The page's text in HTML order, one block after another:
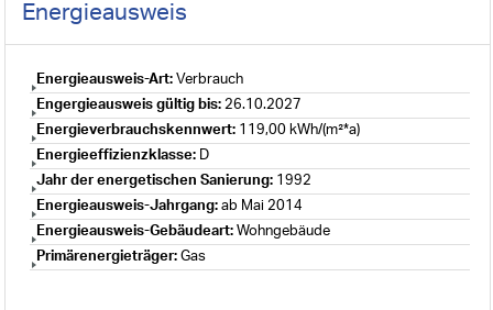
Energieausweis
Energieausweis-Art: Verbrauch
Engergieausweis gültig bis: 26.10.2027
Energieverbrauchskennwert: 119,00 kWh/(m²*a)
Energieeffizienzklasse: D
Jahr der energetischen Sanierung: 1992
Energieausweis-Jahrgang: ab Mai 2014
Energieausweis-Gebäudeart: Wohngebäude
Primärenergieträger: Gas